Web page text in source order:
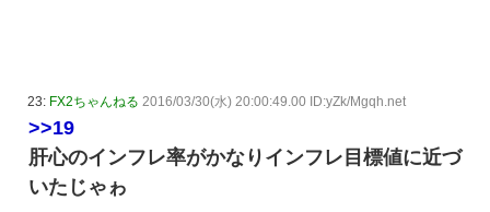
23: FX2ちゃんねる 2016/03/30(水) 20:00:49.00 ID:yZk/Mgqh.net
>>19
肝心のインフレ率がかなりインフレ目標値に近づ
いたじゃゎ